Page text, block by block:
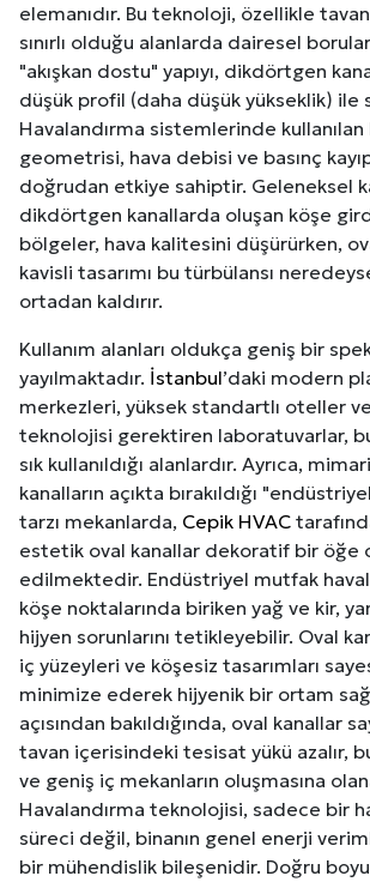
elemanıdır. Bu teknoloji, özellikle
sınırlı olduğu alanlarda dairesel
"akışkan dostu" yapıyı, dikdörtgen
düşük profil (daha düşük yükseklik) ile
Havalandırma sistemlerinde kullanılan
geometrisi, hava debisi ve basınç
doğrudan etkiye sahiptir. Geleneksel
dikdörtgen kanallarda oluşan köşe
bölgeler, hava kalitesini düşürürken,
kavisli tasarımı bu türbülansı
ortadan kaldırır.
Kullanım alanları oldukça geniş bir
yayılmaktadır. İstanbul’daki modern
merkezleri, yüksek standartlı oteller
teknolojisi gerektiren laboratuvarlar,
sık kullanıldığı alanlardır. Ayrıca,
kanalların açıkta bırakıldığı
tarzı mekanlarda, Cepik HVAC
estetik oval kanallar dekoratif bir öğe
edilmektedir. Endüstriyel mutfak
köşe noktalarında biriken yağ ve kir,
hijyen sorunlarını tetikleyebilir. Oval
iç yüzeyleri ve köşesiz tasarımları
minimize ederek hijyenik bir ortam
açısından bakıldığında, oval kanallar
tavan içerisindeki tesisat yükü azalır,
ve geniş iç mekanların oluşmasına
Havalandırma teknolojisi, sadece bir
süreci değil, binanın genel enerji
bir mühendislik bileşenidir. Doğru